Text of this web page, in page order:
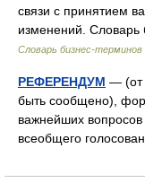
связи с принятием
изменений. Словарь
Словарь бизнес-терминов
РЕФЕРЕНДУМ — (от
быть сообщено),
важнейших вопросов
всеобщего